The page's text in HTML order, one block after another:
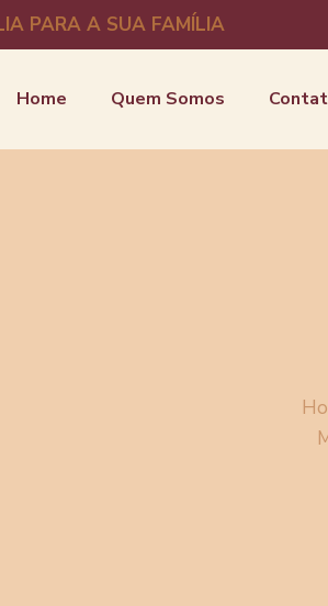
PARA A SUA FAMÍLIA
Home Quem Somos